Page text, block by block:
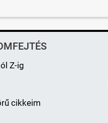
Z-ig
cikkeim